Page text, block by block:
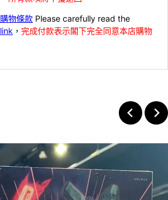
購物條款 Please carefully read the
link ， 完成付款表示閣下完全同意本店購物